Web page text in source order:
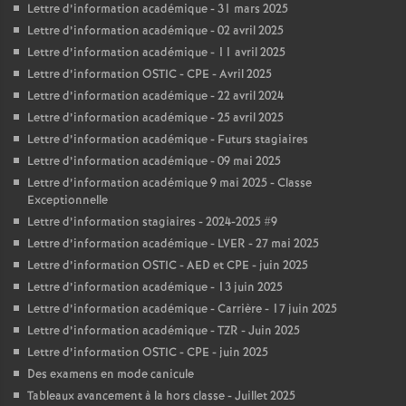
Lettre d’information académique - 31 mars 2025
Lettre d’information académique - 02 avril 2025
Lettre d’information académique - 11 avril 2025
Lettre d’information OSTIC - CPE - Avril 2025
Lettre d’information académique - 22 avril 2024
Lettre d’information académique - 25 avril 2025
Lettre d’information académique - Futurs stagiaires
Lettre d’information académique - 09 mai 2025
Lettre d’information académique 9 mai 2025 - Classe
Exceptionnelle
Lettre d’information stagiaires - 2024-2025 #9
Lettre d’information académique - LVER - 27 mai 2025
Lettre d’information OSTIC - AED et CPE - juin 2025
Lettre d’information académique - 13 juin 2025
Lettre d’information académique - Carrière - 17 juin 2025
Lettre d’information académique - TZR - Juin 2025
Lettre d’information OSTIC - CPE - juin 2025
Des examens en mode canicule
Tableaux avancement à la hors classe - Juillet 2025